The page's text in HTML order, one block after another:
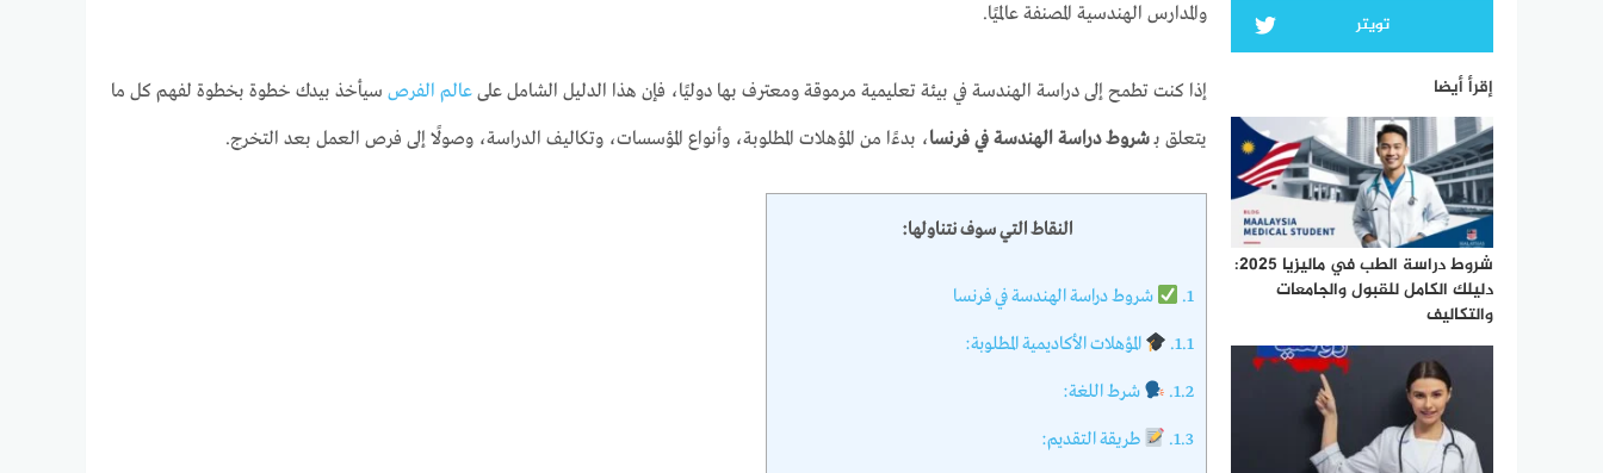
تويتر
إقرأ أيضا
شروط دراسة الطب في ماليزيا 2025:
دليلك الكامل للقبول والجامعات
والتكاليف
والمدارس الهندسية المصنفة عالميًا.
إذا كنت تطمح إلى دراسة الهندسة في بيئة تعليمية مرموقة ومعترف بها دوليًا، فإن هذا الدليل الشامل على عالم الفرص سيأخذ بيدك خطوة بخطوة لفهم كل ما
يتعلق بـشروط دراسة الهندسة في فرنسا، بدءًا من المؤهلات المطلوبة، وأنواع المؤسسات، وتكاليف الدراسة، وصولًا إلى فرص العمل بعد التخرج.
النقاط التي سوف نتناولها:
1.
شروط دراسة الهندسة في فرنسا
1.1.
المؤهلات الأكاديمية المطلوبة:
1.2.
شرط اللغة:
1.3.
طريقة التقديم: